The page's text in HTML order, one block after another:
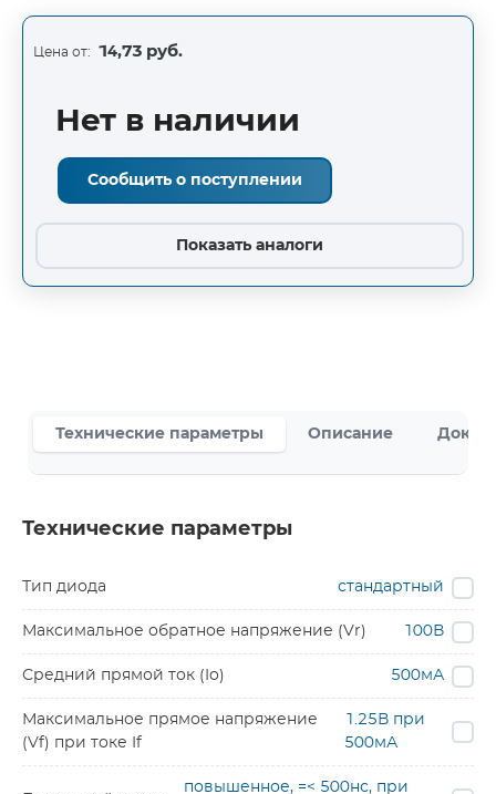
Цена от: 14,73 руб.
Нет в наличии
Сообщить о поступлении
Показать аналоги
Технические параметры Описание
Технические параметры
Тип диода стандартный
Максимальное обратное напряжение (Vr) 100В
Средний прямой ток (Io) 500мА
Максимальное прямое напряжение
(Vf) при токе If
1.25В при
500мА
повышенное, =< 500нс, при